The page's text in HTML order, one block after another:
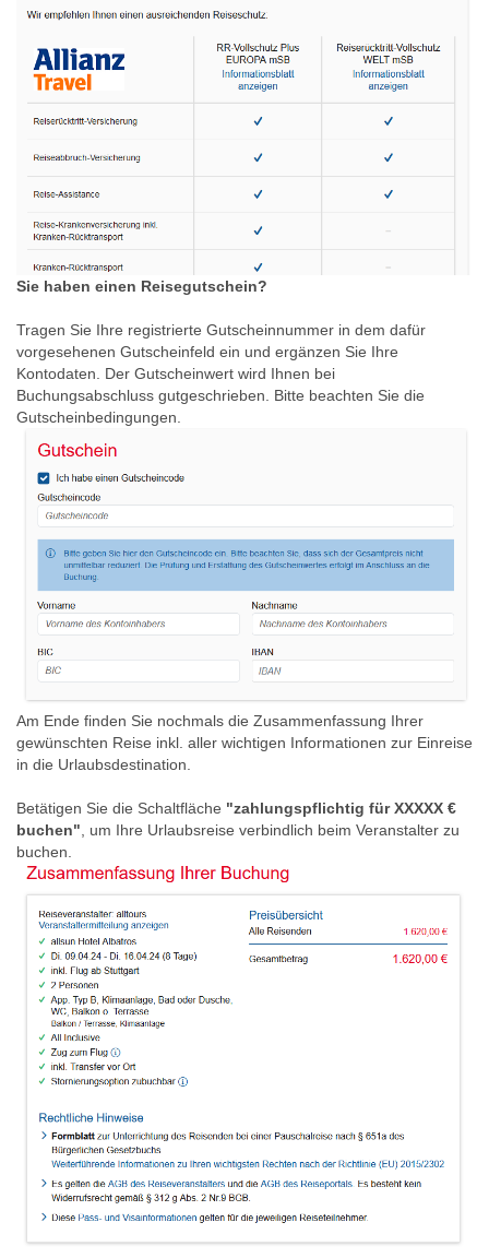
Sie haben einen Reisegutschein?
Tragen Sie Ihre registrierte Gutscheinnummer in dem dafür
vorgesehenen Gutscheinfeld ein und ergänzen Sie Ihre
Kontodaten. Der Gutscheinwert wird Ihnen bei
Buchungsabschluss gutgeschrieben. Bitte beachten Sie die
Gutscheinbedingungen.
Am Ende finden Sie nochmals die Zusammenfassung Ihrer
gewünschten Reise inkl. aller wichtigen Informationen zur Einreise
in die Urlaubsdestination.
Betätigen Sie die Schaltfläche "zahlungspflichtig für XXXXX €
buchen", um Ihre Urlaubsreise verbindlich beim Veranstalter zu
buchen.